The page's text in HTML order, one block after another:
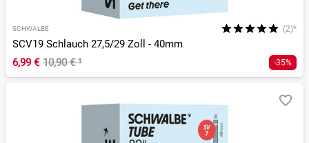
SCHWALBE (2)*
SCV19 Schlauch 27,5/29 Zoll - 40mm
6,99 € 10,90 €¹ -35%